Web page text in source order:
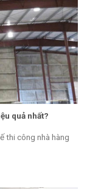
quả nhất?
thi công nhà hàng